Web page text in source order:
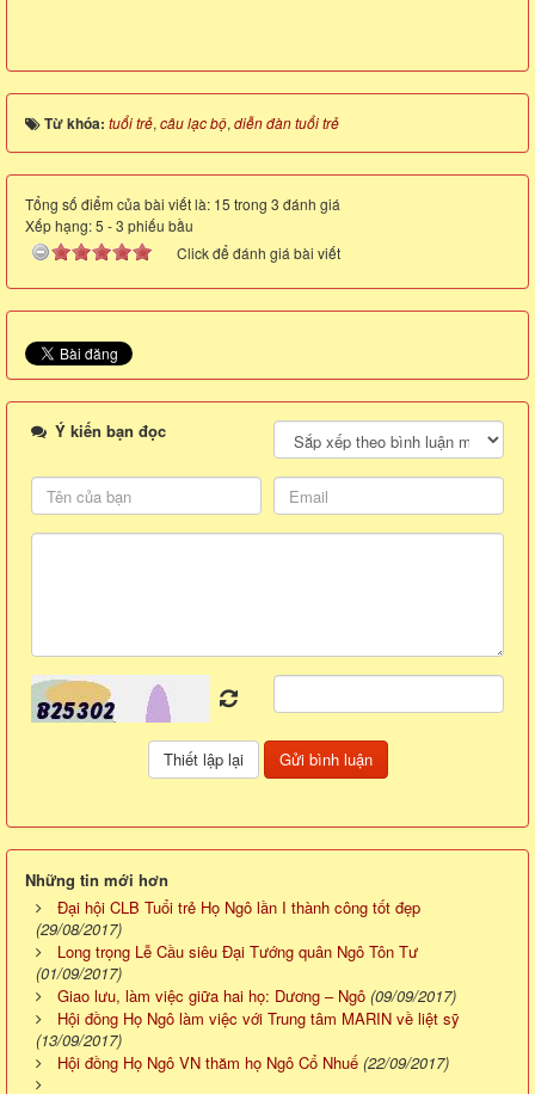
Từ khóa: tuổi trẻ, câu lạc bộ, diễn đàn tuổi trẻ
Tổng số điểm của bài viết là: 15 trong 3 đánh giá
Xếp hạng:5 -3 phiếu bầu
Click để đánh giá bài viết
Ý kiến bạn đọc
Những tin mới hơn
Đại hội CLB Tuổi trẻ Họ Ngô lần I thành công tốt đẹp
(29/08/2017)
Long trọng Lễ Cầu siêu Đại Tướng quân Ngô Tôn Tư
(01/09/2017)
Giao lưu, làm việc giữa hai họ: Dương – Ngô (09/09/2017)
Hội đồng Họ Ngô làm việc với Trung tâm MARIN về liệt sỹ
(13/09/2017)
Hội đồng Họ Ngô VN thăm họ Ngô Cổ Nhuế (22/09/2017)